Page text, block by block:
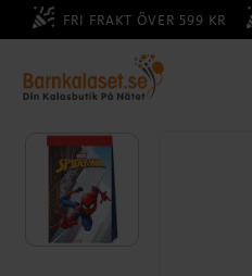
FRI FRAKT ÖVER 599 KR